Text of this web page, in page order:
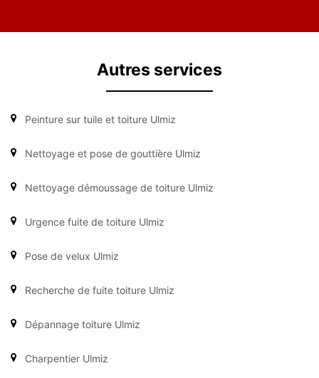
Autres services
Peinture sur tuile et toiture Ulmiz
Nettoyage et pose de gouttière Ulmiz
Nettoyage démoussage de toiture Ulmiz
Urgence fuite de toiture Ulmiz
Pose de velux Ulmiz
Recherche de fuite toiture Ulmiz
Dépannage toiture Ulmiz
Charpentier Ulmiz